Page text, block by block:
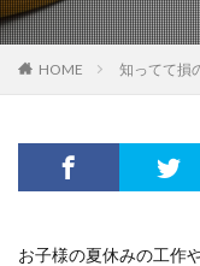
HOME 知ってて損
お子様の夏休みの工作